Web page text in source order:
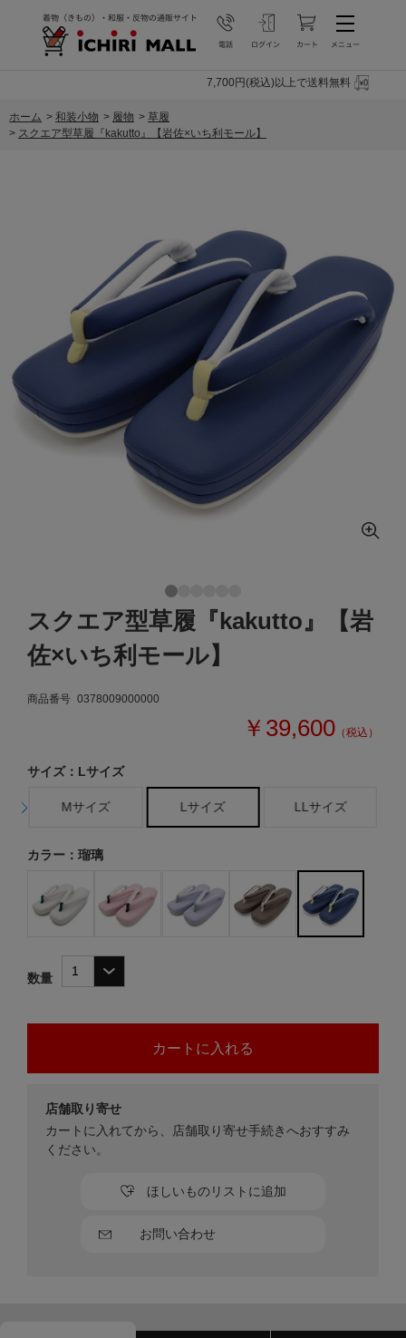
7,700円(税込)以上で送料無料
ホーム > 和装小物 > 履物 > 草履
> スクエア型草履『kakutto』【岩佐×いち利モール】
スクエア型草履『kakutto』【岩
佐×いち利モール】
商品番号 0378009000000
￥39,600 （税込）
サイズ：Lサイズ
Mサイズ Lサイズ LLサイズ
カラー：瑠璃
数量
お問い合わせ
ほしいものリストに追加
店舗取り寄せ
カートに入れてから、店舗取り寄せ手続きへおすすみ
ください。